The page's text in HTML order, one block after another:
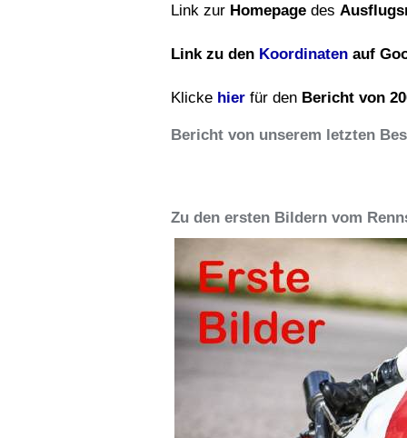
Link zur Homepage des
Link zu den Koordinaten auf
Klicke hier für den Bericht von
Bericht von unserem letzten
Zu den ersten Bildern vom